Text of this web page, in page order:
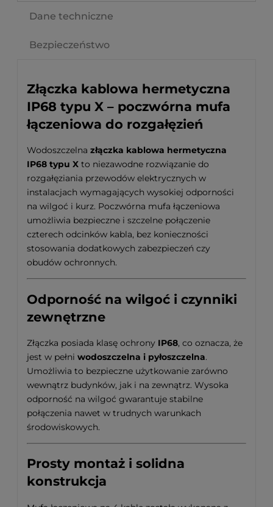
Dane techniczne
Bezpieczeństwo
Złączka kablowa hermetyczna
IP68 typu X – poczwórna mufa
łączeniowa do rozgałęzień
Wodoszczelna złączka kablowa hermetyczna
IP68 typu X to niezawodne rozwiązanie do
rozgałęziania przewodów elektrycznych w
instalacjach wymagających wysokiej odporności
na wilgoć i kurz. Poczwórna mufa łączeniowa
umożliwia bezpieczne i szczelne połączenie
czterech odcinków kabla, bez konieczności
stosowania dodatkowych zabezpieczeń czy
obudów ochronnych.
Odporność na wilgoć i czynniki
zewnętrzne
Złączka posiada klasę ochrony IP68, co oznacza, że
jest w pełni wodoszczelna i pyłoszczelna.
Umożliwia to bezpieczne użytkowanie zarówno
wewnątrz budynków, jak i na zewnątrz. Wysoka
odporność na wilgoć gwarantuje stabilne
połączenia nawet w trudnych warunkach
środowiskowych.
Prosty montaż i solidna
konstrukcja